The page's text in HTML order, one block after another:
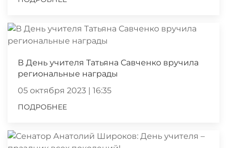
В День учителя Татьяна Савченко вручила
региональные награды
05 октября 2023 | 16:35
ПОДРОБНЕЕ